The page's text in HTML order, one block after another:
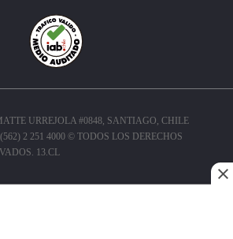
URREJOLA #0848, SANTIAGO, CHILE
2 251 4000 © TODOS LOS DERECHOS
13.CL